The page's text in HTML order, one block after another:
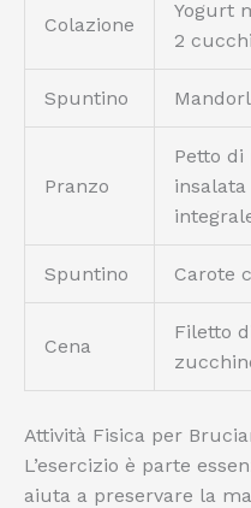
Colazione
Yogurt
2
Spuntino
Pranzo
Petto
Spuntino Carote
Cena
Filetto
Attività Fisica per
L’esercizio è parte
aiuta a preservare la